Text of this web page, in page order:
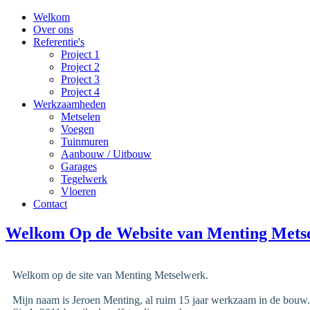
Welkom
Over ons
Referentie's
Project 1
Project 2
Project 3
Project 4
Werkzaamheden
Metselen
Voegen
Tuinmuren
Aanbouw / Uitbouw
Garages
Tegelwerk
Vloeren
Contact
Welkom Op de Website van Menting
Welkom op de site van Menting Metselwerk.
Mijn naam is Jeroen Menting, al ruim 15 jaar werkzaam in de bouw.